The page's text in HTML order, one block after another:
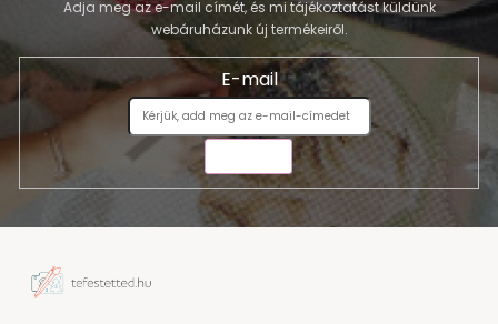
Adja meg az e-mail címét, és mi tájékoztatást küldünk
webáruházunk új termékeiről.
E-mail